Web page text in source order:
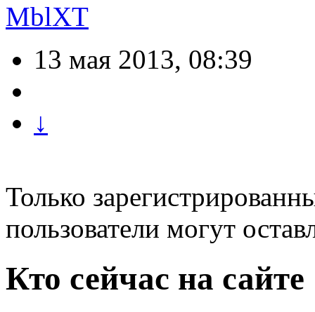
MblXT
13 мая 2013, 08:39
↓
Только
пользователи могут
Кто сейчас на сайте